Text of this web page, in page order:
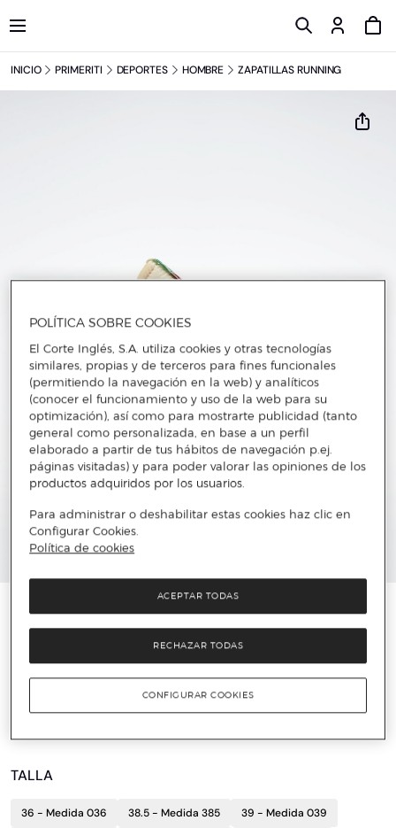
INICIO PRIMERITI DEPORTES HOMBRE ZAPATILLAS RUNNING
️⚡ ÚLTIMAS UNIDADES
Zapatillas deportivas de hombre REEBOK CLUB
C REVENGE VINTAGE
60 €120 €50%
TALLA
36 - Medida 036 38.5 - Medida 385
39 - Medida 039
POLÍTICA SOBRE COOKIES
El Corte Inglés, S.A. utiliza cookies y otras tecnologías
similares, propias y de terceros para fines funcionales
(permitiendo la navegación en la web) y analíticos
(conocer el funcionamiento y uso de la web para su
optimización), así como para mostrarte publicidad (tanto
general como personalizada, en base a un perfil
elaborado a partir de tus hábitos de navegación p.ej.
páginas visitadas) y para poder valorar las opiniones de los
productos adquiridos por los usuarios.
Para administrar o deshabilitar estas cookies haz clic en
Configurar Cookies.
Política de cookies
RECHAZAR TODAS
ACEPTAR TODAS
CONFIGURAR COOKIES